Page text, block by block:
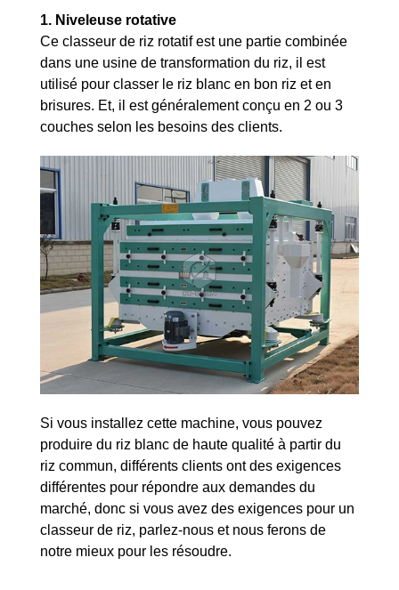
1. Niveleuse rotative
Ce classeur de riz rotatif est une partie combinée
dans une usine de transformation du riz, il est
utilisé pour classer le riz blanc en bon riz et en
brisures. Et, il est généralement conçu en 2 ou 3
couches selon les besoins des clients.
Si vous installez cette machine, vous pouvez
produire du riz blanc de haute qualité à partir du
riz commun, différents clients ont des exigences
différentes pour répondre aux demandes du
marché, donc si vous avez des exigences pour un
classeur de riz, parlez-nous et nous ferons de
notre mieux pour les résoudre.